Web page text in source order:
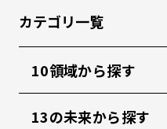
カテゴリ一覧
10領域から探す
13の未来から探す